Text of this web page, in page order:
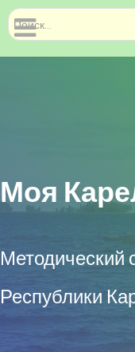
Найти
Моя
Методический
Республики